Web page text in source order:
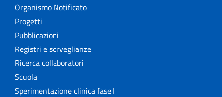
Organismo Notificato
Progetti
Pubblicazioni
Registri e sorveglianze
Ricerca collaboratori
Scuola
Sperimentazione clinica fase I